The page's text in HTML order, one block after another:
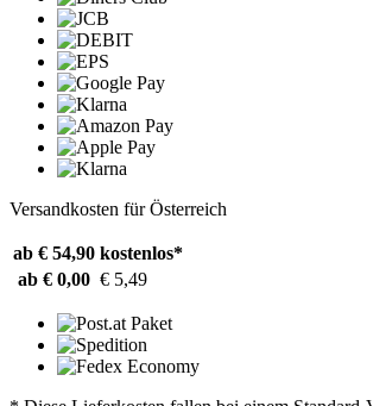
Versandkosten für Österreich
ab € 54,90 kostenlos*
ab € 0,00 € 5,49